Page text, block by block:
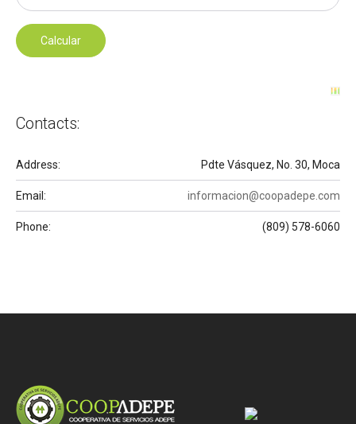
Contacts:
Address: Pdte Vásquez, No. 30, Moca
Email: informacion@coopadepe.com
Phone: (809) 578-6060